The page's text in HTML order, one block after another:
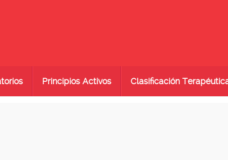
Principios Activos Clasificación